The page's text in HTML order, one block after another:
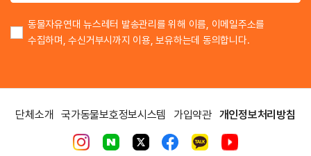
동물자유연대 뉴스레터 발송관리를 위해 이름, 이메일주소를
수집하며, 수신거부시까지 이용, 보유하는데 동의합니다.
단체소개 국가동물보호정보시스템 가입약관 개인정보처리방침